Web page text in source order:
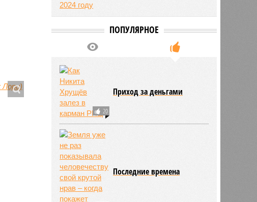
ПОПУЛЯРНОЕ
20
Приход за деньгами
Последние времена